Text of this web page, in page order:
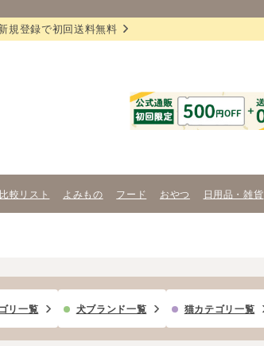
規登録で初回送料無料
比較リスト よみもの フード おやつ 日用品・雑貨
リ一覧 犬ブランド一覧 猫カテゴリ一覧